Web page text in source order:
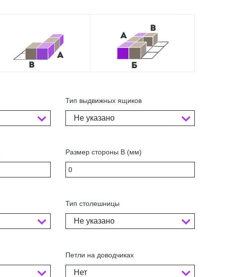
Тип выдвижных ящиков
Не указано
Размер стороны В (мм)
Тип столешницы
Не указано
Петли на доводчиках
Нет